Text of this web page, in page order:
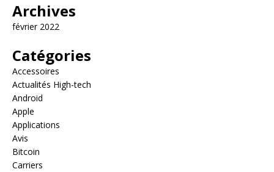
Archives
février 2022
Catégories
Accessoires
Actualités High-tech
Android
Apple
Applications
Avis
Bitcoin
Carriers